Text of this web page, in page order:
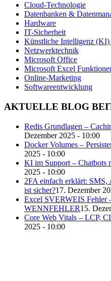
Cloud-Technologie
Datenbanken &
Hardware
IT-Sicherheit
Künstliche Intelligenz
Netzwerktechnik
Microsoft Office
Microsoft Excel
Online-Marketing
Softwareentwicklung
AKTUELLE BLOG
Redis Grundlagen –
Dezember 2025 - 10:00
Docker Volumes –
2025 - 10:00
KI im Support – Chatbots
2025 - 10:00
2FA einfach erklärt: SMS,
ist sicher?17. Dezember
Excel SVERWEIS Fehler
WENNFEHLER15.
Core Web Vitals – LCP,
2025 - 10:00